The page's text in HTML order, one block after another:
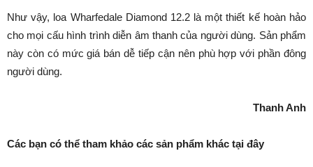
Như vậy, loa Wharfedale Diamond 12.2 là một thiết kế hoàn hảo
cho mọi cấu hình trình diễn âm thanh của người dùng. Sản phẩm
này còn có mức giá bán dễ tiếp cận nên phù hợp với phần đông
người dùng.
Thanh Anh
Các bạn có thể tham khảo các sản phẩm khác tại đây